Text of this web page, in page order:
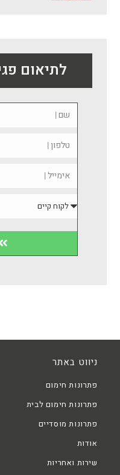
לתיאום
ניווט באתר
פתרונות חימום
פתרונות חימום לבית
פתרונות מוסדיים
אודות
שירות ואחריות